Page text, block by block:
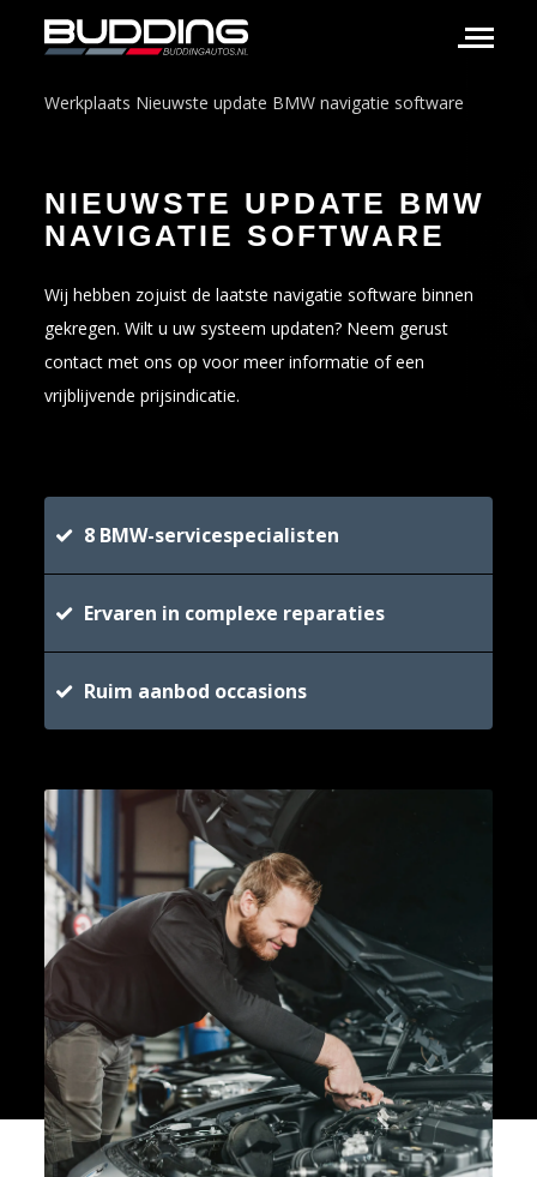
Werkplaats Nieuwste update BMW navigatie software
NIEUWSTE UPDATE BMW
NAVIGATIE SOFTWARE
Wij hebben zojuist de laatste navigatie software binnen
gekregen. Wilt u uw systeem updaten? Neem gerust
contact met ons op voor meer informatie of een
vrijblijvende prijsindicatie.
8 BMW-servicespecialisten
Ervaren in complexe reparaties
Ruim aanbod occasions